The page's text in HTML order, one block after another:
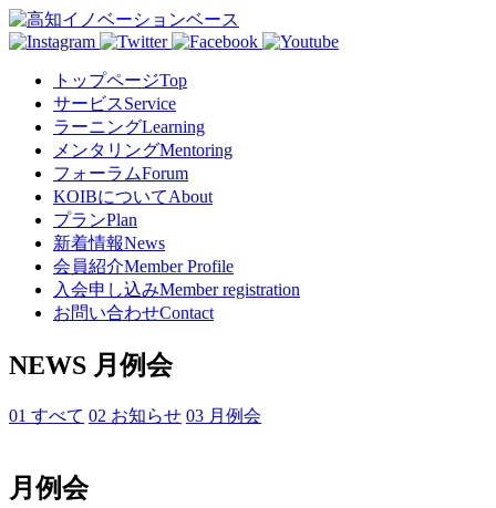
トップページTop
サービスService
ラーニングLearning
メンタリングMentoring
フォーラムForum
KOIBについてAbout
プランPlan
新着情報News
会員紹介Member Profile
入会申し込みMember registration
お問い合わせContact
NEWS 月例会
01 すべて 02 お知らせ 03 月例会
月例会